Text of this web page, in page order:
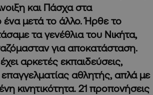
και Πάσχα στα
ένα μετά το άλλο. Ήρθε το
τα γενέθλια του Νικήτα,
για αποκατάσταση.
αρκετές εκπαιδεύσεις,
αθλητής, απλά με
κινητικότητα. 21 προπονήσεις